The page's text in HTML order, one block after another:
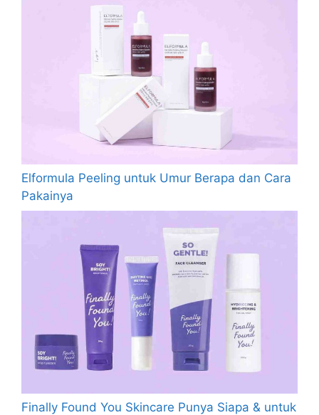
Elformula Peeling untuk Umur Berapa dan Cara
Pakainya
Finally Found You Skincare Punya Siapa & untuk